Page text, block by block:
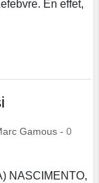
En effet,
Gamous - 0
NASCIMENTO,